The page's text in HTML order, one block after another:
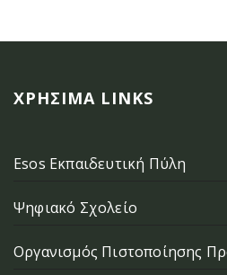
ΧΡΉΣΙΜΑ LINKS
Esos Εκπαιδευτική Πύλη
Ψηφιακό Σχολείο
Οργανισμός Πιστοποίησης